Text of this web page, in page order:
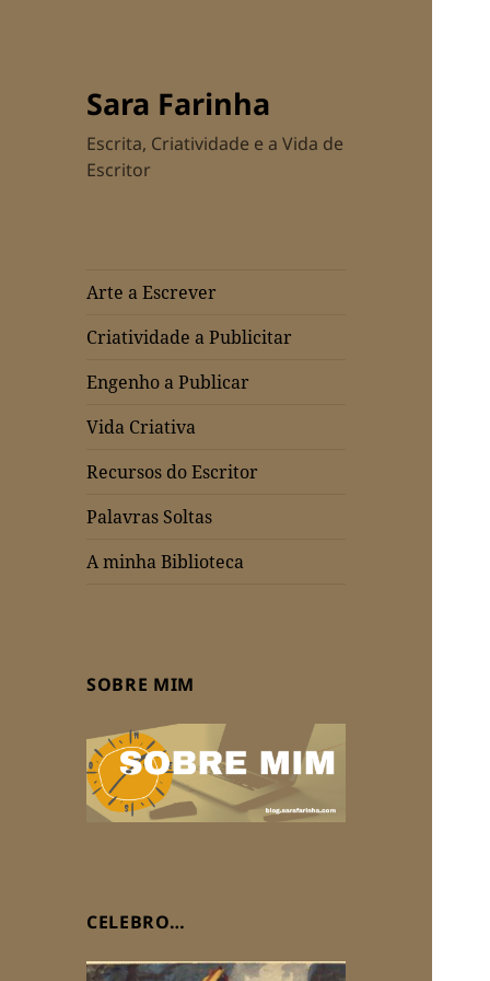
Sara Farinha
Escrita, Criatividade e a Vida de
Escritor
Arte a Escrever
Criatividade a Publicitar
Engenho a Publicar
Vida Criativa
Recursos do Escritor
Palavras Soltas
A minha Biblioteca
SOBRE MIM
CELEBRO…